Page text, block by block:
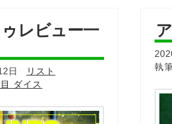
レビュー一
日
リスト
ダイス